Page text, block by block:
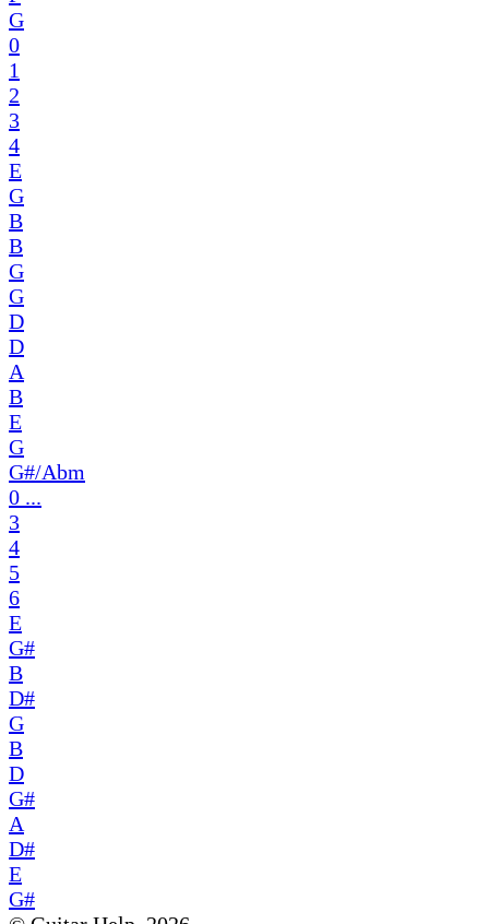
G
0
1
2
3
4
E
G
B
B
G
G
D
D
A
B
E
G
G#/Abm
0 ...
3
4
5
6
E
G#
B
D#
G
B
D
G#
A
D#
E
G#